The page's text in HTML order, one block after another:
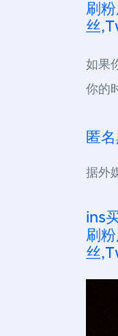
刷
丝
如果
你的
匿
据外
ins
刷
丝